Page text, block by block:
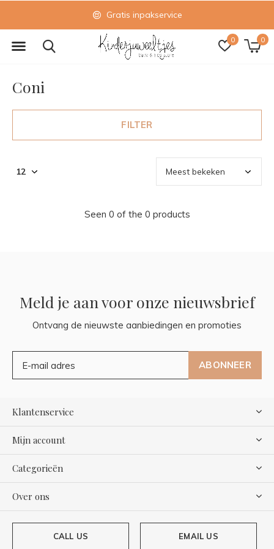
0 0
Gratis inpakservice
Coni
FILTER
Seen 0 of the 0 products
Meld je aan voor onze nieuwsbrief
Ontvang de nieuwste aanbiedingen en promoties
ABONNEER
Klantenservice
Mijn account
Categorieën
Over ons
CALL US EMAIL US